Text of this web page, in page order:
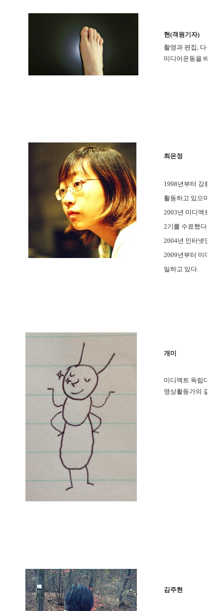
현(객원기자)
촬영과 편집, 다큐
미디어운동을 배우
최은정
1998년부터 강릉
활동하고 있으며,
2003년 미디액트
2기를 수료했다.
2004년 인터넷언
2009년부터 미디
일하고 있다.
개미
미디액트 독립다큐
영상활동가의 길을
김주현